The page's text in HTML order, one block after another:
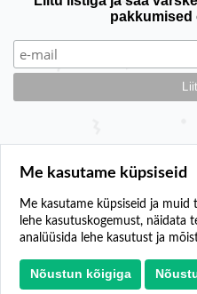
pakkumised
Lisa
Me kasutame küpsiseid
Me kasutame küpsiseid ja
lehe kasutuskogemust, näidata
analüüsida lehe kasutust ja
Nõustun kõigiga